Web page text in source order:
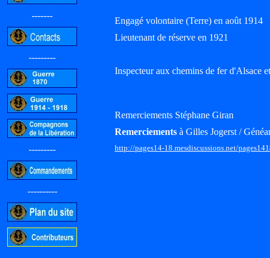
-------
---------
---------
----------
Engagé volontaire (Terre) en août 1914
Lieutenant de réserve en 1921
Inspecteur aux chemins de fer d'Alsace
Remerciements Stéphane Giran
Remerciements à Gilles Jogerst /
http://pages14-18.mesdiscussions.net/